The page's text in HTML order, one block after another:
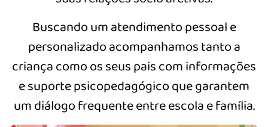
Buscando um atendimento pessoal e
personalizado acompanhamos tanto a
criança como os seus pais com informações
e suporte psicopedagógico que garantem
um diálogo frequente entre escola e família.